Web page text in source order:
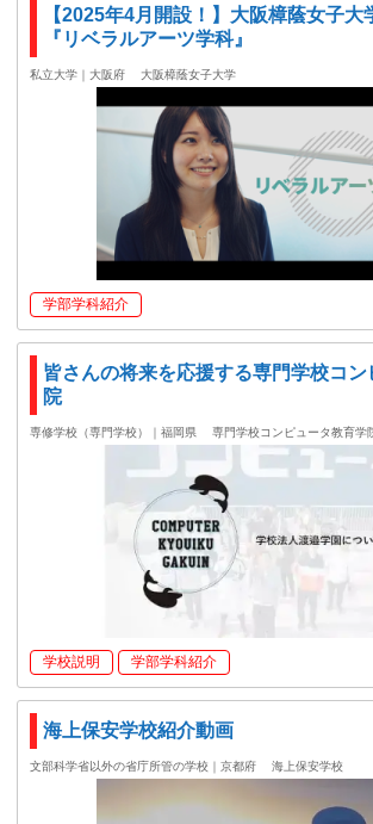
【2025年4月開設！】大阪樟蔭女子大
『リベラルアーツ学科』
私立大学｜大阪府 大阪樟蔭女子大学
学部学科紹介
皆さんの将来を応援する専門学校コ
院
専修学校（専門学校）｜福岡県 専門学校コンピュータ教育学
学校説明 学部学科紹介
海上保安学校紹介動画
文部科学省以外の省庁所管の学校｜京都府 海上保安学校